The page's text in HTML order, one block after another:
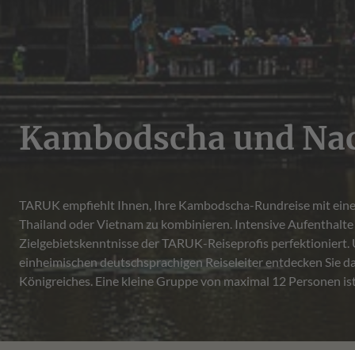
Kambodscha und
TARUK empfiehlt Ihnen, Ihre Kambodscha-Rundreise mit
Thailand oder Vietnam zu kombinieren. Intensive Aufenthalte
Zielgebietskenntnisse der TARUK-Reiseprofis perfektioniert.
einheimischen deutschsprachigen Reiseleiter entdecken Sie
Königreiches. Eine kleine Gruppe von maximal 12 Personen
Geschichte des Landes kennenzulernen. Zwei Tage
Besuch der Königsstadt Angkor. Dieses Erlebnis wird Sie
Besucherströmen zu entgehen, führt Ihr Reiseleiter Sie